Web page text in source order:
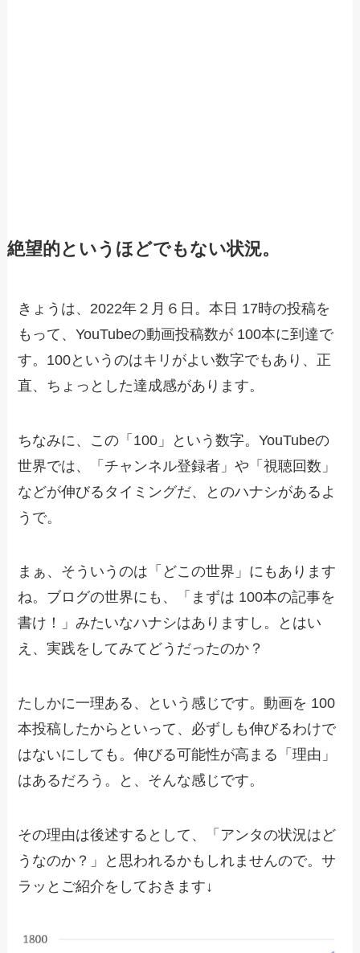
絶望的というほどでもない状況。
きょうは、2022年２月６日。本日 17時の投稿を
もって、YouTubeの動画投稿数が 100本に到達で
す。100というのはキリがよい数字でもあり、正
直、ちょっとした達成感があります。
ちなみに、この「100」という数字。YouTubeの
世界では、「チャンネル登録者」や「視聴回数」
などが伸びるタイミングだ、とのハナシがあるよ
うで。
まぁ、そういうのは「どこの世界」にもあります
ね。ブログの世界にも、「まずは 100本の記事を
書け！」みたいなハナシはありますし。とはい
え、実践をしてみてどうだったのか？
たしかに一理ある、という感じです。動画を 100
本投稿したからといって、必ずしも伸びるわけで
はないにしても。伸びる可能性が高まる「理由」
はあるだろう。と、そんな感じです。
その理由は後述するとして、「アンタの状況はど
うなのか？」と思われるかもしれませんので。サ
ラッとご紹介をしておきます↓